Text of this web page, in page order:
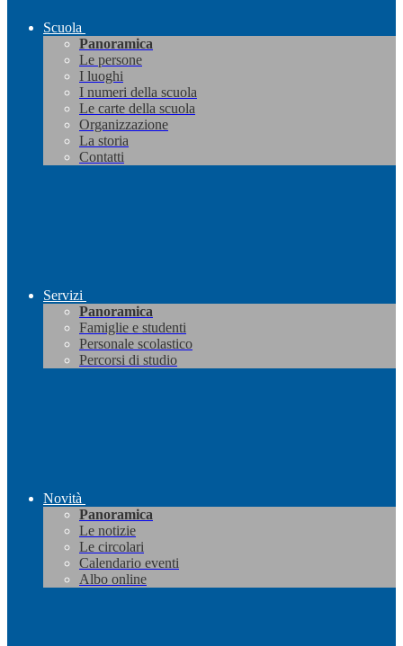
Scuola
Panoramica
Le persone
I luoghi
I numeri della scuola
Le carte della scuola
Organizzazione
La storia
Contatti
Servizi
Panoramica
Famiglie e studenti
Personale scolastico
Percorsi di studio
Novità
Panoramica
Le notizie
Le circolari
Calendario eventi
Albo online